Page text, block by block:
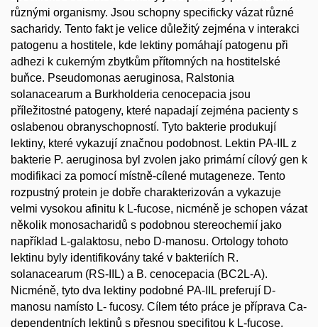
různými organismy. Jsou schopny specificky vázat různé
sacharidy. Tento fakt je velice důležitý zejména v interakci
patogenu a hostitele, kde lektiny pomáhají patogenu při
adhezi k cukerným zbytkům přítomných na hostitelské
buňce. Pseudomonas aeruginosa, Ralstonia
solanacearum a Burkholderia cenocepacia jsou
příležitostné patogeny, které napadají zejména pacienty s
oslabenou obranyschopností. Tyto bakterie produkují
lektiny, které vykazují značnou podobnost. Lektin PA-IIL z
bakterie P. aeruginosa byl zvolen jako primární cílový gen k
modifikaci za pomocí místně-cílené mutageneze. Tento
rozpustný protein je dobře charakterizován a vykazuje
velmi vysokou afinitu k L-fucose, nicméně je schopen vázat
několik monosacharidů s podobnou stereochemií jako
například L-galaktosu, nebo D-manosu. Ortology tohoto
lektinu byly identifikovány také v bakteriích R.
solanacearum (RS-IIL) a B. cenocepacia (BC2L-A).
Nicméně, tyto dva lektiny podobné PA-IIL preferují D-
manosu namísto L- fucosy. Cílem této práce je příprava Ca-
dependentních lektinů s přesnou specifitou k L-fucose.